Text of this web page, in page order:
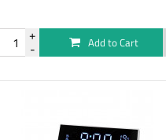
Add to Cart